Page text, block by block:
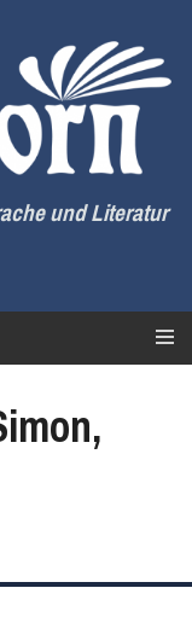
und Literatur